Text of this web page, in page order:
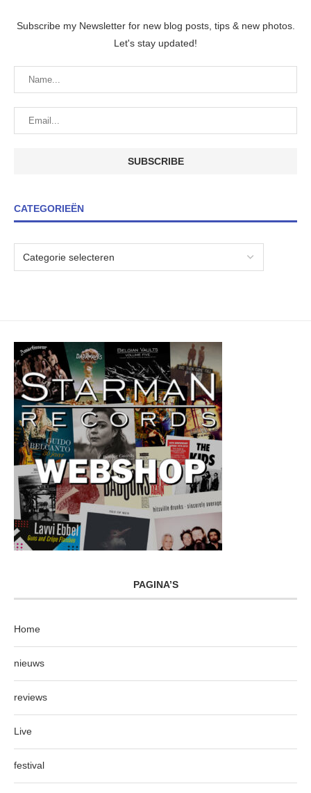
Subscribe my Newsletter for new blog posts, tips & new photos.
Let's stay updated!
CATEGORIEËN
PAGINA’S
Home
nieuws
reviews
Live
festival